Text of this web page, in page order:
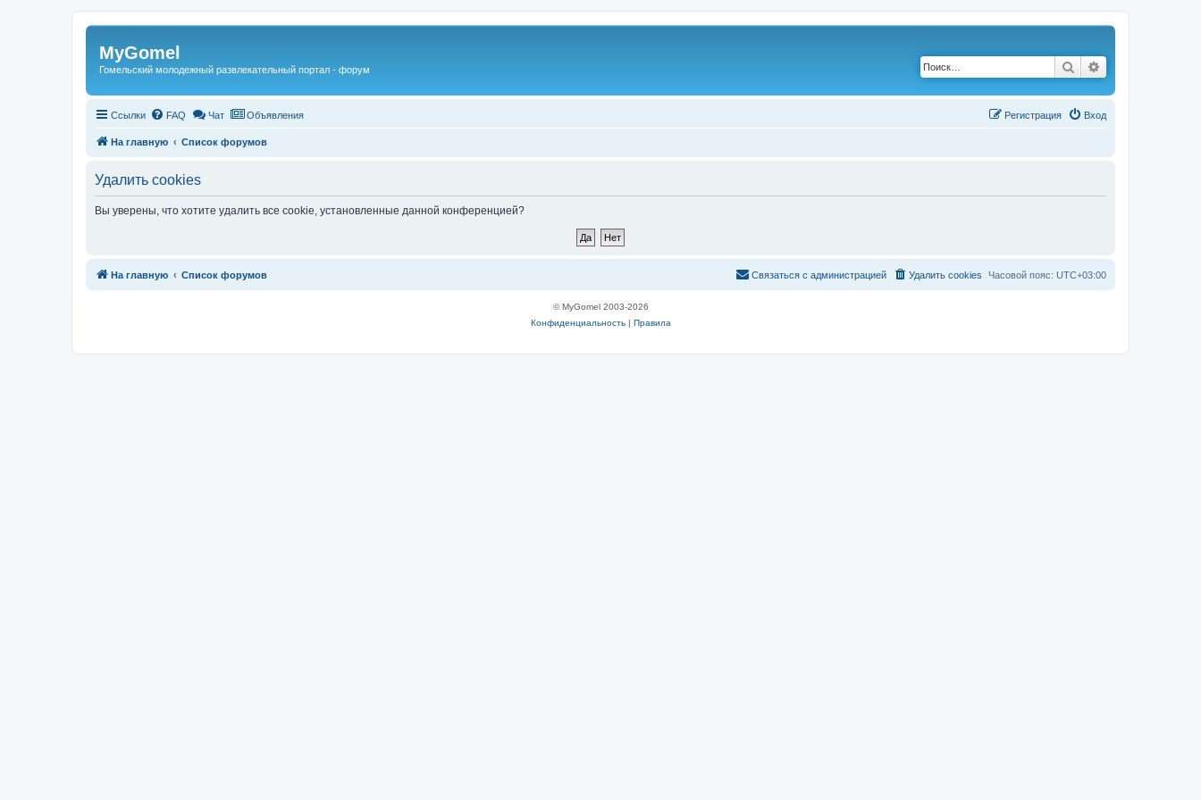
Регистрация
MyGomel
Гомельский молодежный развлекательный портал - форум Поиск
Ссылки FAQ Чат Объявления Вход
Регистрация
На главную Список форумов
Удалить cookies
Вы уверены, что хотите удалить все cookie, установленные данной конференцией?
На главную Список форумов Часовой пояс: UTC+03:00
Удалить cookies
Связаться с
Связаться с администрацией
© MyGomel 2003-2026
Конфиденциальность| Правила